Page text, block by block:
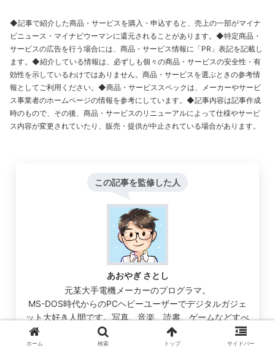
◆記事で紹介した商品・サービスを購入・申込すると、売上の一部がマイナ
ビニュース・マイナビウーマンに還元されることがあります。◆特定商品・
サービスの広告を行う場合には、商品・サービス情報に「PR」表記を記載し
ます。◆紹介している情報は、必ずしも個々の商品・サービスの安全性・有
効性を示しているわけではありません。商品・サービスを選ぶときの参考情
報としてご利用ください。◆商品・サービススペックは、メーカーやサービ
ス事業者のホームページの情報を参考にしています。◆記事内容は記事作成
時のもので、その後、商品・サービスのリニューアルによって仕様やサービ
ス内容が変更されていたり、販売・提供が中止されている場合があります。
この記事を監修した人
あおやぎ さとし
元某大手電機メーカーのプログラマ。
MS-DOS時代からのPCヘビーユーザーでデジタルガジェ
ット大好き人間です。写真、音楽、読書、ゲームなどすべ
ての趣味がPCを中心に回っています。実体験も交えたノ
ウハウでセキュリティソフトの実際をご紹介します。
ホーム 検索 トップ サイドバー